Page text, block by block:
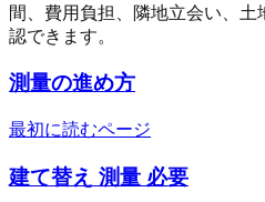
間、費用負担、隣地立会い、
認できます。
測量の進め方
最初に読むページ
建て替え 測量 必要